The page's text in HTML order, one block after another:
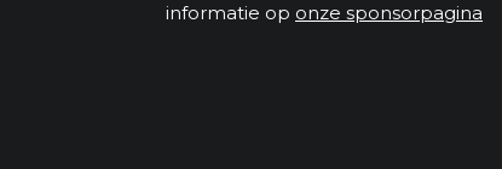
informatie op onze sponsorpagina